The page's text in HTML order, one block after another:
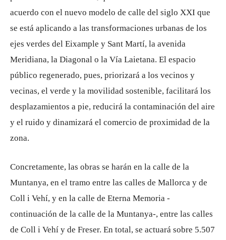
acuerdo con el nuevo modelo de calle del siglo XXI que
se está aplicando a las transformaciones urbanas de los
ejes verdes del Eixample y Sant Martí, la avenida
Meridiana, la Diagonal o la Vía Laietana. El espacio
público regenerado, pues, priorizará a los vecinos y
vecinas, el verde y la movilidad sostenible, facilitará los
desplazamientos a pie, reducirá la contaminación del aire
y el ruido y dinamizará el comercio de proximidad de la
zona.
Concretamente, las obras se harán en la calle de la
Muntanya, en el tramo entre las calles de Mallorca y de
Coll i Vehí, y en la calle de Eterna Memoria -
continuación de la calle de la Muntanya-, entre las calles
de Coll i Vehí y de Freser. En total, se actuará sobre 5.507